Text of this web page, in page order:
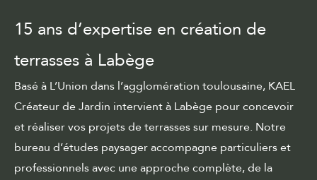
15 ans d’expertise en création de
terrasses à Labège
Basé à L’Union dans l’agglomération toulousaine, KAEL
Créateur de Jardin intervient à Labège pour concevoir
et réaliser vos projets deterrasses sur mesure. Notre
bureau d’études paysager accompagne particuliers et
professionnels avec une approche complète, de la